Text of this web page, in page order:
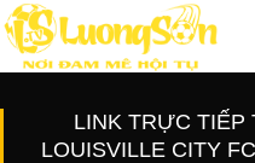
LINK TRỰC TIẾP
LOUISVILLE CITY